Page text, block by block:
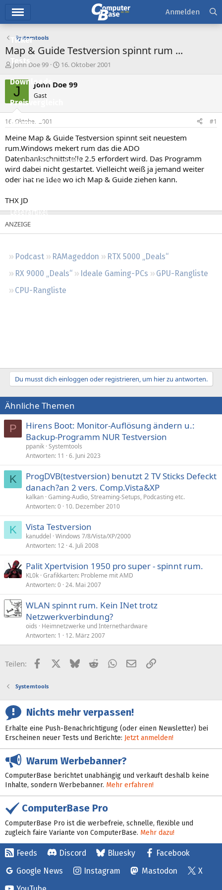
Ticker
Tests
Downloads
Preisvergleich
Forum
Aktuelles
Empfohlene Inhalte
Neue Beiträge
Leserartikel
Podcast RAMageddon
RTX 5000 „Deals“
RX 9000 „Deals“
Ideale Gaming-PCs
GPU-Rangliste
CPU-Rangliste
Anmelden
Systemtools
Map & Guide Testversion spinnt rum ...
E
s
e
e
r
John Doe 99
E
s
t
a
m
16. Oktober 2001
J John Doe 99
Gast
16. Oktober 2001 #1
Meine Map & Guide Testversion spinnt seit neuestem
rum.Windows mekert rum das die ADO
Datenbankschnittstelle 2.5 erfordert wird. Das Programm
wird dabei nicht gestartet. Vielleicht weiß ja jemand weiter
oder hat ne Idee wo ich Map & Guide ziehen kann.
THX JD
Du musst dich einloggen oder registrieren, um hier zu antworten.
Ähnliche Themen
P
Hirens Boot: Monitor-Auflösung ändern u.:
Backup-Programm NUR Testversion
ppanik Systemtools
Antworten 11 6. Juni 2023
K
ProgDVB(testversion) benutzt 2 TV Sticks Defeckt
danach?an 2 vers. Comp.Vista&XP
kalkan Gaming-Audio, Streaming-Setups, Podcasting etc.
Antworten 0 10. Dezember 2010
K Vista Testversion
kanuddel Windows 7/8/Vista/XP/2000
Antworten 12 4. Juli 2008
Palit Xpertvision 1950 pro super - spinnt rum.
KL0k Grafikkarten: Probleme mit AMD
Antworten 0 24. Mai 2007
WLAN spinnt rum. Kein INet trotz
Netzwerkverbindung?
oids
Heimnetzwerke und Internethardware
Antworten 1 12. März 2007
Teilen: FacebookX (Twitter)
BlueskyRedditWhatsApp
E-MailLink
Systemtools
Nichts mehr verpassen!
Erhalte eine Push-Benachrichtigung (oder einen Newsletter) bei
Erscheinen neuer Tests und Berichte: Jetzt anmelden!
Warum Werbebanner?
ComputerBase berichtet unabhängig und verkauft deshalb keine
Inhalte, sondern Werbebanner. Mehr erfahren!
ComputerBase Pro
ComputerBase Pro ist die werbefreie, schnelle, flexible und
zugleich faire Variante von ComputerBase. Mehr dazu!
Feeds Discord Bluesky
Facebook
Google News
Instagram Mastodon
X